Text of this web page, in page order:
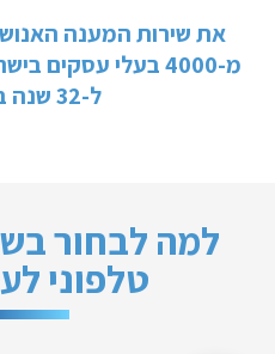
את שירות המענה
מ-4000 בעלי
ל-32 שנה בתחום !!!
למה לבחור
טלפוני